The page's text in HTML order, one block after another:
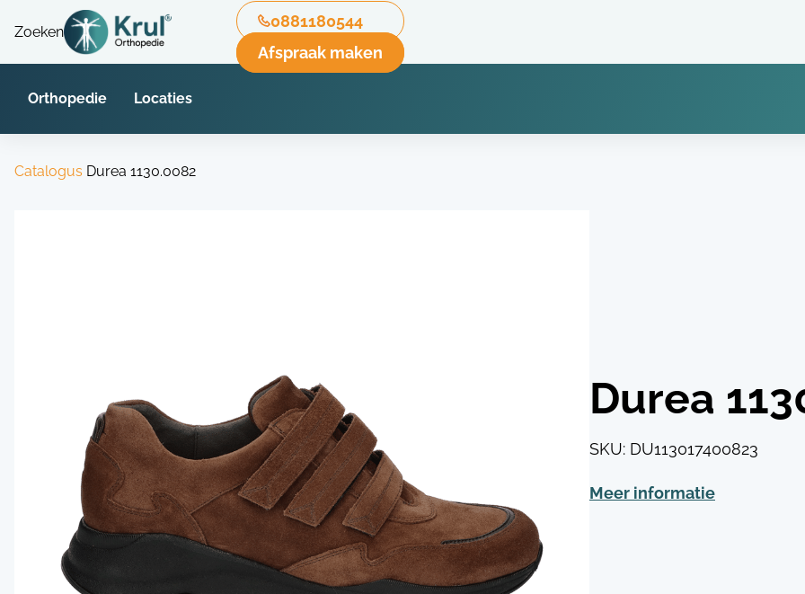
Zoeken
0881180544
Afspraak maken
Orthopedie Locaties
Catalogus Durea 1130.0082
Durea
SKU: DU113017400823
Meer informatie